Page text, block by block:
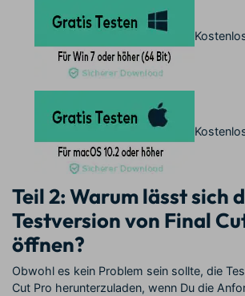
Teil 2: Warum lässt sich
Testversion von Final
öffnen?
Obwohl es kein Problem sein sollte, die
Cut Pro herunterzuladen, wenn Du die